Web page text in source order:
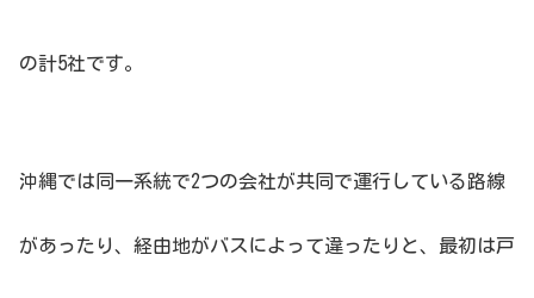
の計5社です。
沖縄では同一系統で2つの会社が共同で運行している路線
があったり、経由地がバスによって違ったりと、最初は戸